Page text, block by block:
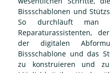
Bissschablonen und
So durchläuft man
Reparaturassistenten,
der digitalen
Bissschablone und das
zu konstruieren und